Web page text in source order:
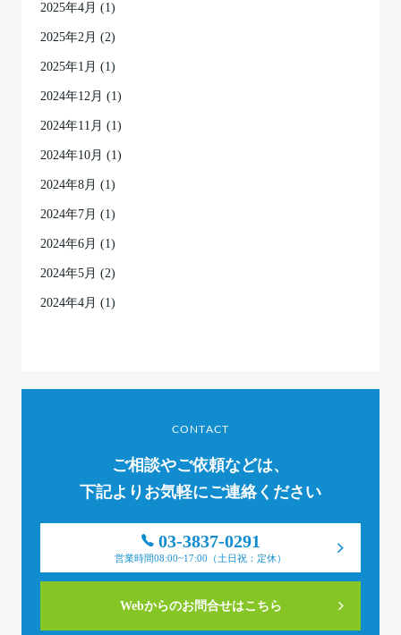
2025年4月 (1)
2025年2月 (2)
2025年1月 (1)
2024年12月 (1)
2024年11月 (1)
2024年10月 (1)
2024年8月 (1)
2024年7月 (1)
2024年6月 (1)
2024年5月 (2)
2024年4月 (1)
CONTACT
ご相談やご依頼などは、
下記よりお気軽にご連絡ください
03-3837-0291
営業時間08:00~17:00（土日祝：定休）
Webからのお問合せはこちら